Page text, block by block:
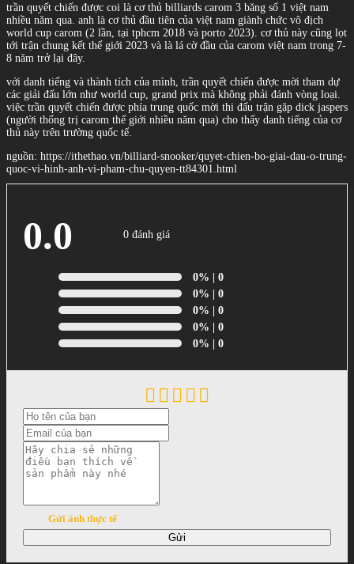
trần quyết chiến được coi là cơ thủ billiards carom 3 băng số 1 việt nam
nhiều năm qua. anh là cơ thủ đầu tiên của việt nam giành chức vô địch
world cup carom (2 lần, tại tphcm 2018 và porto 2023). cơ thủ này cũng lọt
tới trận chung kết thế giới 2023 và là lá cờ đầu của carom việt nam trong 7-
8 năm trở lại đây.
với danh tiếng và thành tích của mình, trần quyết chiến được mời tham dự
các giải đấu lớn như world cup, grand prix mà không phải đánh vòng loại.
việc trần quyết chiến được phía trung quốc mời thi đấu trận gặp dick jaspers
(người thống trị carom thế giới nhiều năm qua) cho thấy danh tiếng của cơ
thủ này trên trường quốc tế.
nguồn: https://ithethao.vn/billiard-snooker/quyet-chien-bo-giai-dau-o-trung-
quoc-vi-hinh-anh-vi-pham-chu-quyen-tt84301.html
0.0 0 đánh giá
0% | 0
0% | 0
0% | 0
0% | 0
0% | 0
Gửi ảnh thực tế
Gửi